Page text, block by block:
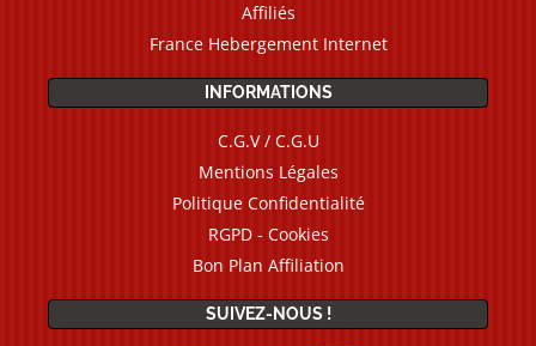
Affiliés
France Hebergement Internet
INFORMATIONS
C.G.V / C.G.U
Mentions Légales
Politique Confidentialité
RGPD - Cookies
Bon Plan Affiliation
SUIVEZ-NOUS !